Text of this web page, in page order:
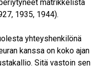
matrikkelista
1935, 1944).
yhteyshenkilönä
kanssa on koko ajan
Sitä vastoin sen